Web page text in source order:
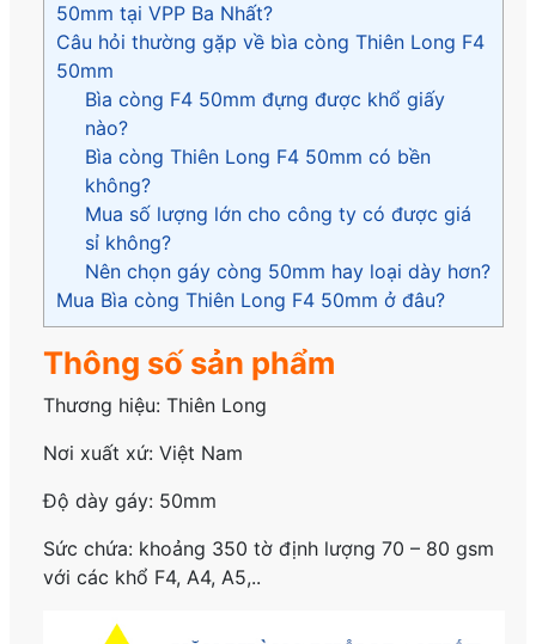
50mm tại VPP Ba Nhất?
Câu hỏi thường gặp về bìa còng Thiên Long F4
50mm
Bìa còng F4 50mm đựng được khổ giấy
nào?
Bìa còng Thiên Long F4 50mm có bền
không?
Mua số lượng lớn cho công ty có được giá
sỉ không?
Nên chọn gáy còng 50mm hay loại dày hơn?
Mua Bìa còng Thiên Long F4 50mm ở đâu?
Thông số sản phẩm
Thương hiệu: Thiên Long
Nơi xuất xứ: Việt Nam
Độ dày gáy: 50mm
Sức chứa: khoảng 350 tờ định lượng 70 – 80 gsm
với các khổ F4, A4, A5,..